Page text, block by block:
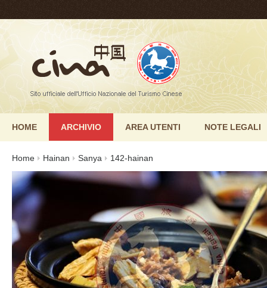
HOME ARCHIVIO AREA UTENTI NOTE LEGALI
Home Hainan Sanya 142-hainan